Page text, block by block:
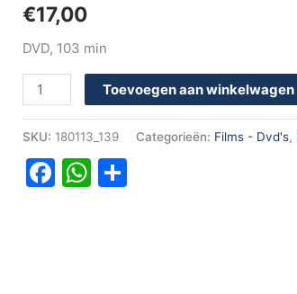
€17,00
DVD, 103 min
Toevoegen aan winkelwagen
SKU: 180113_139 Categorieën: Films - Dvd's,
Facebook
WhatsApp